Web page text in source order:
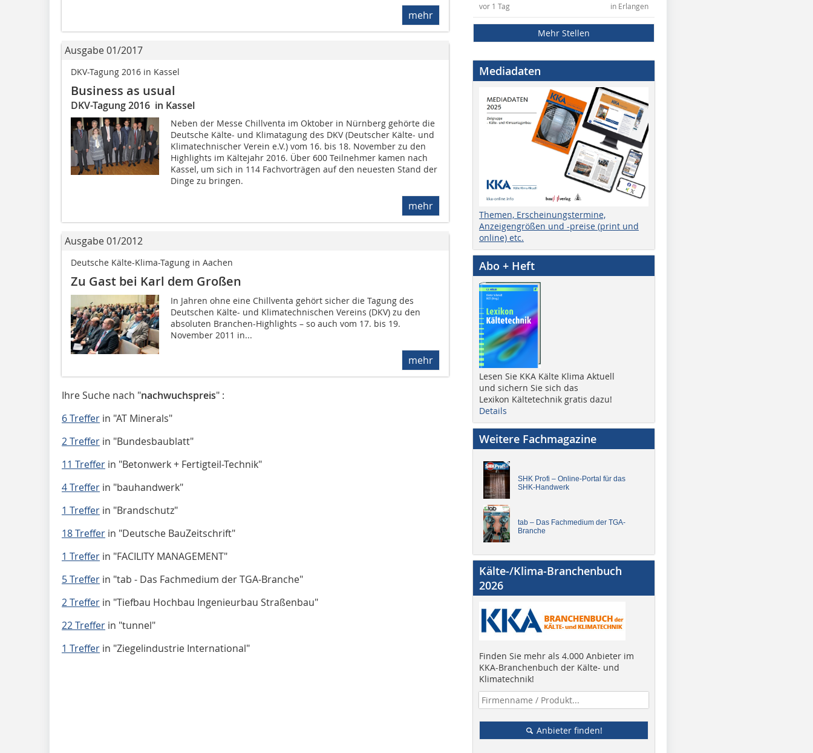
mehr
Ausgabe 01/2017
DKV-Tagung 2016 in Kassel
Business as usual
DKV-Tagung 2016 in Kassel
Neben der Messe Chillventa im Oktober in Nürnberg gehörte die
Deutsche Kälte- und Klimatagung des DKV (Deutscher Kälte- und
Klimatechnischer Verein e.V.) vom 16. bis 18. November zu den
Highlights im Kältejahr 2016. Über 600 Teilnehmer kamen nach
Kassel, um sich in 114 Fachvorträgen auf den neuesten Stand der
Dinge zu bringen.
mehr
Ausgabe 01/2012
Deutsche Kälte-Klima-Tagung in Aachen
Zu Gast bei Karl dem Großen
In Jahren ohne eine Chillventa gehört sicher die Tagung des
Deutschen Kälte- und Klimatechnischen Vereins (DKV) zu den
absoluten Branchen-Highlights – so auch vom 17. bis 19.
November 2011 in...
mehr
Ihre Suche nach "nachwuchspreis" :
6 Treffer in "AT Minerals"
2 Treffer in "Bundesbaublatt"
11 Treffer in "Betonwerk + Fertigteil-Technik"
4 Treffer in "bauhandwerk"
1 Treffer in "Brandschutz"
18 Treffer in "Deutsche BauZeitschrift"
1 Treffer in "FACILITY MANAGEMENT"
5 Treffer in "tab - Das Fachmedium der TGA-Branche"
2 Treffer in "Tiefbau Hochbau Ingenieurbau Straßenbau"
22 Treffer in "tunnel"
1 Treffer in "Ziegelindustrie International"
in Erlangen
vor 1 Tag
Mehr Stellen
Mediadaten
Themen, Erscheinungstermine,
Anzeigengrößen und -preise (print und
online) etc.
Abo + Heft
Lesen Sie KKA Kälte Klima Aktuell
und sichern Sie sich das
Lexikon Kältetechnik gratis dazu!
Details
Weitere Fachmagazine
SHK Profi – Online-Portal für das
SHK-Handwerk
tab – Das Fachmedium der TGA-
Branche
Kälte-/Klima-Branchenbuch
2026
Finden Sie mehr als 4.000 Anbieter im
KKA-Branchenbuch der Kälte- und
Klimatechnik!
Anbieter finden!